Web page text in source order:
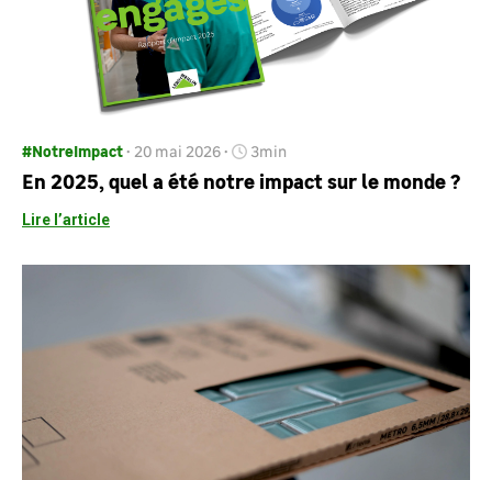
#NotreImpact 20 mai 2026 3min
En 2025, quel a été notre impact sur le monde ?
Lire l’article